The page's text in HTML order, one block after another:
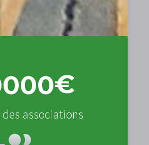
000€
associations